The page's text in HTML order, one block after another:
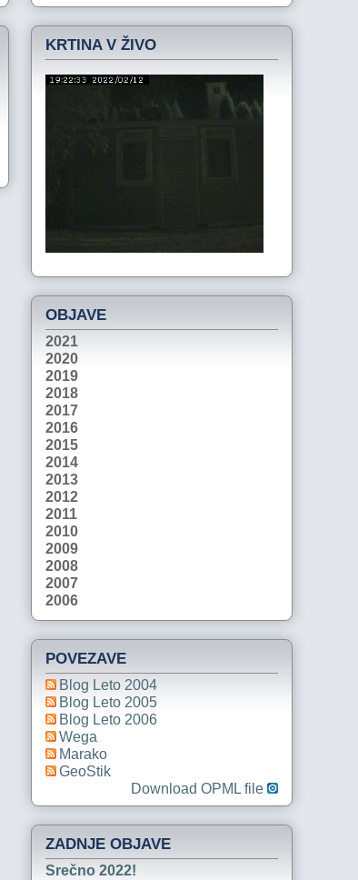
KRTINA V ŽIVO
OBJAVE
2021
2020
2019
2018
2017
2016
2015
2014
2013
2012
2011
2010
2009
2008
2007
2006
POVEZAVE
Blog Leto 2004
Blog Leto 2005
Blog Leto 2006
Wega
Marako
GeoStik
Download OPML file
ZADNJE OBJAVE
Srečno 2022!